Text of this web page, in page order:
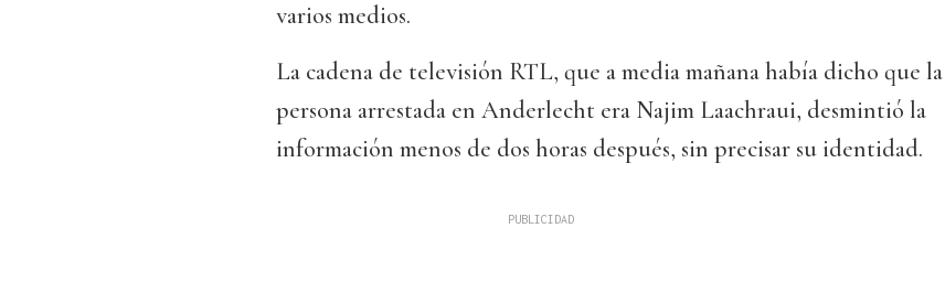
varios medios.
La cadena de televisión RTL, que a media mañana había dicho que la
persona arrestada en Anderlecht era Najim Laachraui, desmintió la
información menos de dos horas después, sin precisar su identidad.